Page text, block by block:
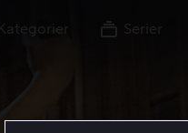
Kategorier Serier